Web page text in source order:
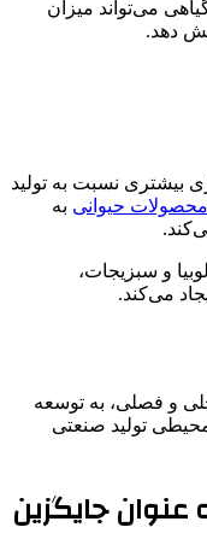
می‌تواند میزان
بیشتری نسبت به تولید
حیوانی به
و سبزیجات،
می‌کند.
و فصلی، به توسعه
تولید صنعتی
جایگزین